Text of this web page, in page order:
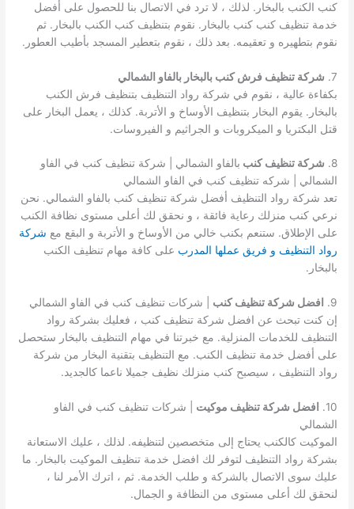
كنب الكنب بالبخار. لذلك ، لا ترد في الاتصال بنا للحصول على أفضل
خدمة تنظيف كنب كنب بالبخار. نقوم بتنظيف كنب الكنب بالبخار. ثم
نقوم بتطهيره و تعقيمه. بعد ذلك ، نقوم بتعطير المسجد بأطيب العطور.
7. شركة تنظيف فرش كنب بالبخار بالفاو الشمالي
بكفاءة عالية ، نقوم في شركة رواد التنظيف بتنظيف فرش الكنب
بالبخار. يقوم البخار بتنظيف الأوساخ و الأتربة. كذلك ، يعمل البخار على
قتل البكتريا و الميكروبات و الجراثيم و الفيروسات.
8. شركة تنظيف كنب بالفاو الشمالي | شركة تنظيف كنب في الفاو
الشمالي | شركه تنظيف كنب في الفاو الشمالي
تعد شركة رواد التنظيف أفضل شركة تنظيف كنب بالفاو الشمالي. نحن
نرعي كنب منزلك رعاية فائقة ، و نحقق لك أعلى مستوى نظافة الكنب
على الإطلاق. ستنعم بكنب خالي من الأوساخ و الأتربة و البقع مع شركة
رواد التنظيف و فريق عملها المدرب على كافة مهام تنظيف الكنب
بالبخار.
9. افضل شركة تنظيف كنب | شركات تنظيف كنب في الفاو الشمالي
إن كنت تبحث عن افضل شركة تنظيف كنب ، فعليك بشركة رواد
التنظيف للخدمات المنزلية. مع خبرتنا في مهام التنظيف بالبخار ستحصل
على أفضل خدمة تنظيف الكنب. مع التنظيف بتقنية البخار من شركة
رواد التنظيف ، سيصبح كنب منزلك نظيف جميلا ناعما كالجديد.
10. افضل شركة تنظيف موكيت | شركات تنظيف كنب في الفاو
الشمالي
الموكيت كالكنب يحتاج إلى متخصصين لتنظيفه. لذلك ، عليك الاستعانة
بشركة رواد التنظيف لتوفر لك افضل خدمة تنظيف الموكيت بالبخار. ما
عليك سوى الاتصال بالشركة و طلب الخدمة. ثم ، اترك الأمر لنا ،
لنحقق لك أعلى مستوى من النظافة و الجمال.